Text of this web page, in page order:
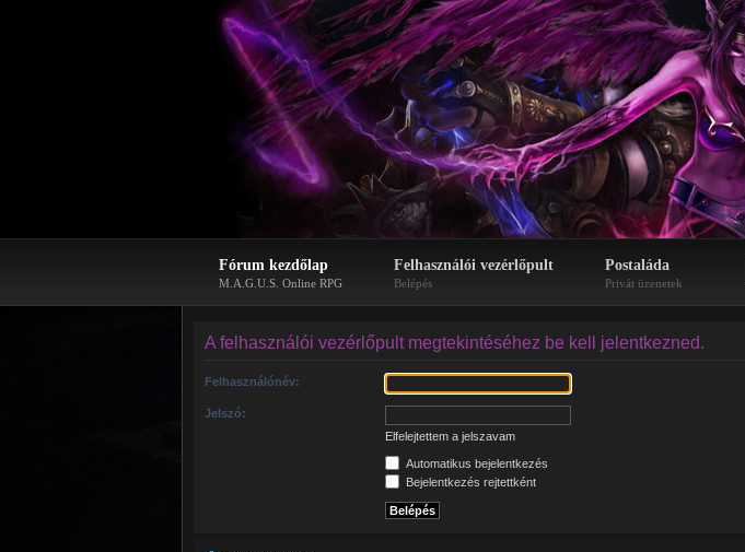
Fórum kezdőlap
M.A.G.U.S. Online RPG
Felhasználói vezérlőpult
Belépés
Postaláda
Privát üzenetek
A felhasználói vezérlőpult megtekintéséhez be kell jelentkezned.
Felhasználónév:
Jelszó:
Elfelejtettem a jelszavam
Automatikus bejelentkezés
Bejelentkezés rejtettként